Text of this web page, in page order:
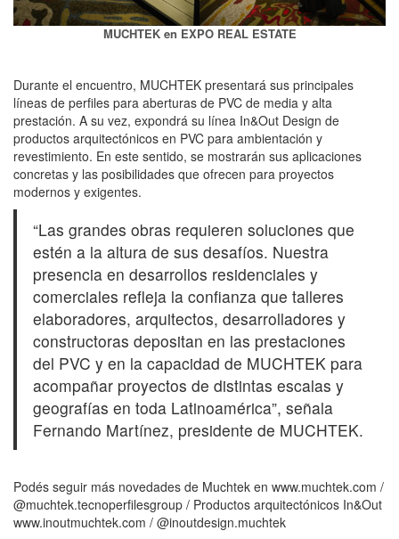
MUCHTEK en EXPO REAL ESTATE
Durante el encuentro, MUCHTEK presentará sus principales
líneas de perfiles para aberturas de PVC de media y alta
prestación. A su vez, expondrá su línea In&Out Design de
productos arquitectónicos en PVC para ambientación y
revestimiento. En este sentido, se mostrarán sus aplicaciones
concretas y las posibilidades que ofrecen para proyectos
modernos y exigentes.
“Las grandes obras requieren soluciones que
estén a la altura de sus desafíos. Nuestra
presencia en desarrollos residenciales y
comerciales refleja la confianza que talleres
elaboradores, arquitectos, desarrolladores y
constructoras depositan en las prestaciones
del PVC y en la capacidad de MUCHTEK para
acompañar proyectos de distintas escalas y
geografías en toda Latinoamérica”, señala
Fernando Martínez, presidente de MUCHTEK.
Podés seguir más novedades de Muchtek en www.muchtek.com /
@muchtek.tecnoperfilesgroup / Productos arquitectónicos In&Out
www.inoutmuchtek.com / @inoutdesign.muchtek